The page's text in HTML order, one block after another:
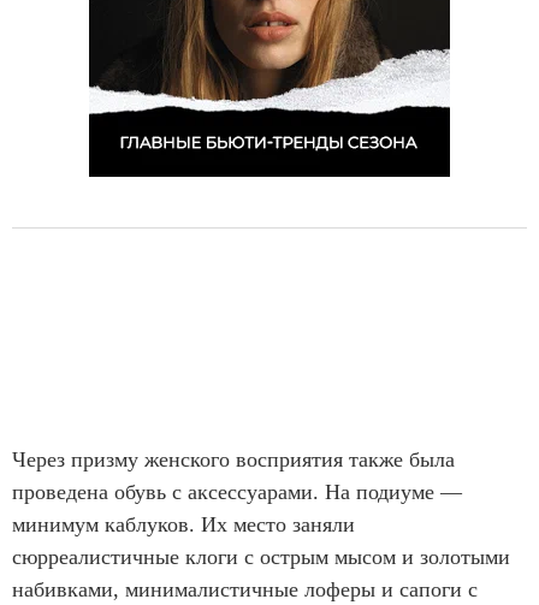
Через призму женского восприятия также была
проведена обувь с аксессуарами. На подиуме —
минимум каблуков. Их место заняли
сюрреалистичные клоги с острым мысом и золотыми
набивками, минималистичные лоферы и сапоги с